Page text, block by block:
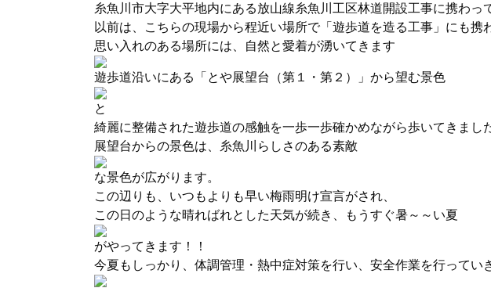
糸魚川市大字大平地内にある放山線糸魚川工区林道開設工事に携わっ
以前は、こちらの現場から程近い場所で「遊歩道を造る工事」にも携
思い入れのある場所には、自然と愛着が湧いてきます
遊歩道沿いにある「とや展望台（第１・第２）」から望む景色
と
綺麗に整備された遊歩道の感触を一歩一歩確かめながら歩いてきまし
展望台からの景色は、糸魚川らしさのある素敵
な景色が広がります。
この辺りも、いつもよりも早い梅雨明け宣言がされ、
この日のような晴ればれとした天気が続き、もうすぐ暑～～い夏
がやってきます！！
今夏もしっかり、体調管理・熱中症対策を行い、安全作業を行ってい